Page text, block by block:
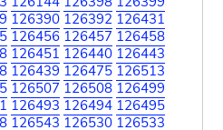
126390 126392 126431
126456 126457 126458
126451 126440 126443
126439 126475 126513
126507 126508 126499
126493 126494 126495
126543 126530 126533